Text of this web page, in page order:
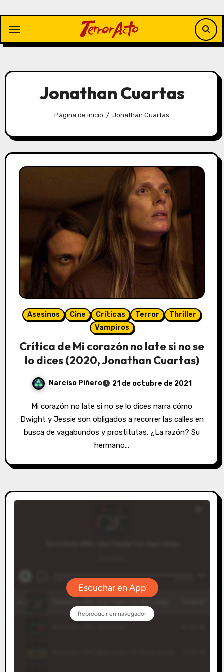
contenido
Jonathan Cuartas
Página de inicio Jonathan Cuartas
Asesinos Cine Críticas Terror
Thriller
Vampiros
Crítica de Mi corazón no late si no se
lo dices (2020, Jonathan Cuartas)
Narciso Piñero 21 de octubre de 2021
Mi corazón no late si no se lo dices narra cómo
Dwight y Jessie son obligados a recorrer las calles en
busca de vagabundos y prostitutas. ¿La razón? Su
hermano…